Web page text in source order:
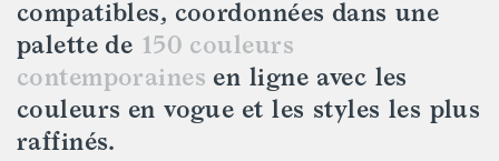
compatibles, coordonnées dans une
palette de 150 couleurs
contemporaines en ligne avec les
couleurs en vogue et les styles les plus
raffinés.